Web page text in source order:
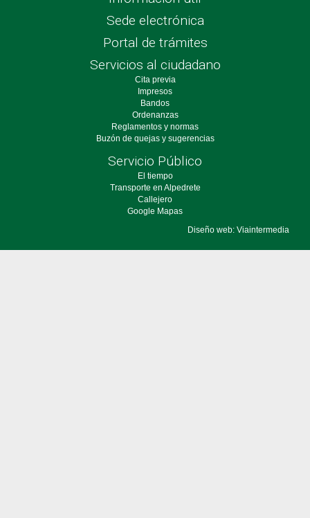
Sede electrónica
Portal de trámites
Servicios al ciudadano
Cita previa
Impresos
Bandos
Ordenanzas
Reglamentos y normas
Buzón de quejas y sugerencias
Servicio Público
El tiempo
Transporte en Alpedrete
Callejero
Google Mapas
Diseño web: Viaintermedia